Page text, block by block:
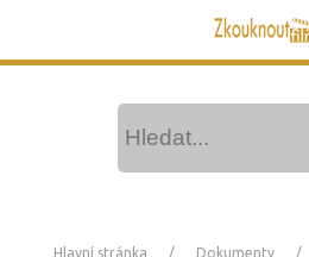
Hlavní stránka Dokumenty